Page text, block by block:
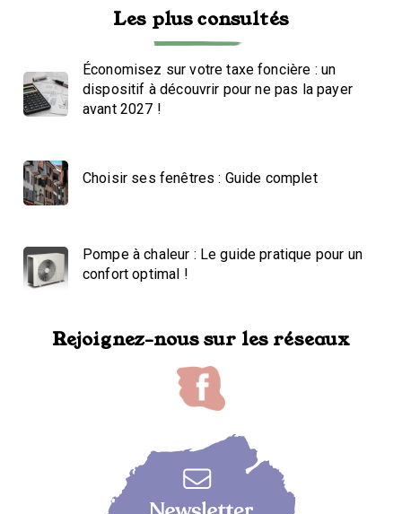
Les plus consultés
Économisez sur votre taxe foncière : un
dispositif à découvrir pour ne pas la payer
avant 2027 !
Choisir ses fenêtres : Guide complet
Pompe à chaleur : Le guide pratique pour un
confort optimal !
Rejoignez-nous sur les réseaux